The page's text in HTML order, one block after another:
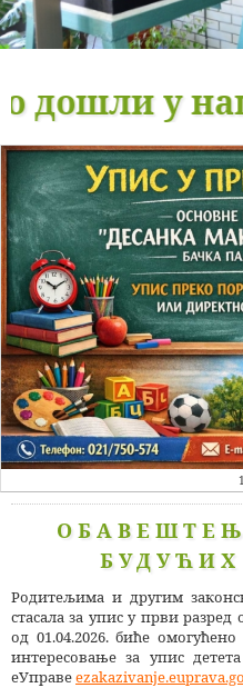
у нашу
Родитељима и другим
стасала за упис у први
од 01.04.2026. биће
интересовање за упис
еУправе